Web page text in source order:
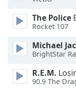
dialog
Escape
The Police
Rocket 107
Michael
BrightStar
R.E.M.
90.9 The